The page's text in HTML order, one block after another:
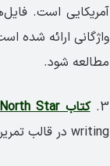
مطالعه شود.
3. کتاب North Star
writing در قالب تمرین‌های کاربردی به تقویت مهارت خواندن زبان‌آموز کمک می‌کند.